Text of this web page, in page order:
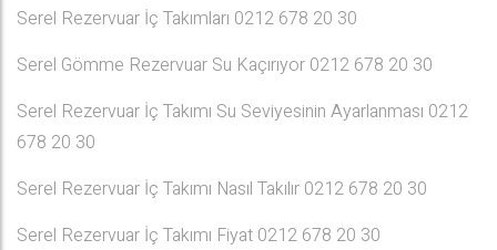
Serel Rezervuar İç Takımları 0212 678 20 30
Serel Gömme Rezervuar Su Kaçırıyor 0212 678 20 30
Serel Rezervuar İç Takımı Su Seviyesinin Ayarlanması 0212
678 20 30
Serel Rezervuar İç Takımı Nasıl Takılır 0212 678 20 30
Serel Rezervuar İç Takımı Fiyat 0212 678 20 30